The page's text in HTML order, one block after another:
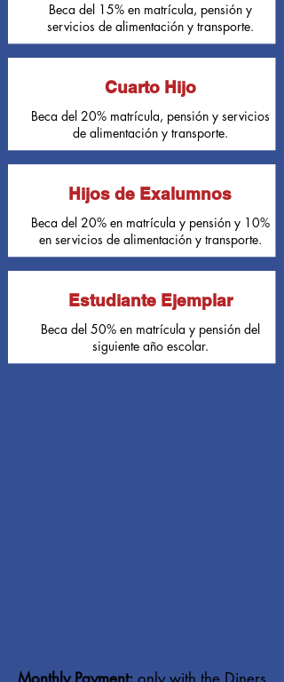
Beca del 15% en matrícula, pensión y
servicios de alimentación y transporte.
Cuarto Hijo
Beca del 20% matrícula, pensión y servicios
de alimentación y transporte.
Hijos de Exalumnos
Beca del 20% en matrícula y pensión y 10%
en servicios de alimentación y transporte.
Estudiante Ejemplar
Beca del 50% en matrícula y pensión del
siguiente año escolar.